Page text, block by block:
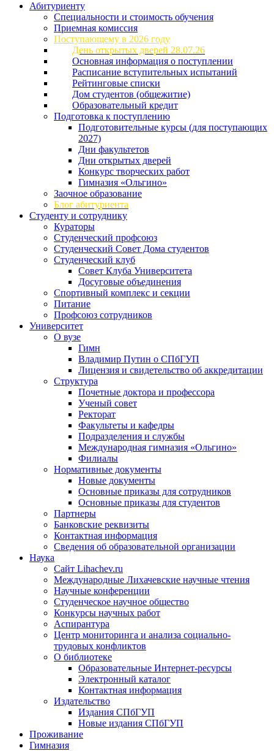
Абитуриенту
Специальности и стоимость обучения
Приемная комиссия
Поступающему в 2026 году
День открытых дверей 28.07.26
Основная информация о поступлении
Расписание вступительных испытаний
Рейтинговые списки
Дом студентов (общежитие)
Образовательный кредит
Подготовка к поступлению
Подготовительные курсы (для поступающих
2027)
Дни факультетов
Дни открытых дверей
Конкурс творческих работ
Гимназия «Ольгино»
Заочное образование
Блог абитуриента
Студенту и сотруднику
Кураторы
Студенческий профсоюз
Студенческий Совет Дома студентов
Студенческий клуб
Совет Клуба Университета
Досуговые объединения
Спортивный комплекс и секции
Питание
Профсоюз сотрудников
Университет
О вузе
Гимн
Владимир Путин о СПбГУП
Лицензия и свидетельство об аккредитации
Структура
Почетные доктора и профессора
Ученый совет
Ректорат
Факультеты и кафедры
Подразделения и службы
Международная гимназия «Ольгино»
Филиалы
Нормативные документы
Новые документы
Основные приказы для сотрудников
Основные приказы для студентов
Партнеры
Банковские реквизиты
Контактная информация
Сведения об образовательной организации
Наука
Сайт Lihachev.ru
Международные Лихачевские научные чтения
Научные конференции
Студенческое научное общество
Конкурсы научных работ
Аспирантура
Центр мониторинга и анализа социально-
трудовых конфликтов
О библиотеке
Образовательные Интернет-ресурсы
Электронный каталог
Контактная информация
Издательство
Издания СПбГУП
Новые издания СПбГУП
Проживание
Гимназия